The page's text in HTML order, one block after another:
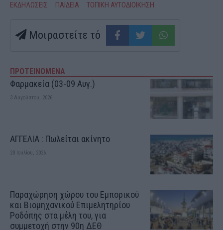
ΕΚΔΗΛΩΣΕΙΣ ΠΑΙΔΕΙΑ ΤΟΠΙΚΗ ΑΥΤΟΔΙΟΙΚΗΣΗ
Μοιραστείτε τό
ΠΡΟΤΕΙΝΟΜΕΝΑ
Φαρμακεία (03-09 Αυγ.)
3 Αυγούστου, 2026
ΑΓΓΕΛΙΑ : Πωλείται ακίνητο
20 Ιουλίου, 2026
Παραχώρηση χώρου του Εμπορικού
και Βιομηχανικού Επιμελητηρίου
Ροδόπης στα μέλη του, για
συμμετοχή στην 90η ΔΕΘ